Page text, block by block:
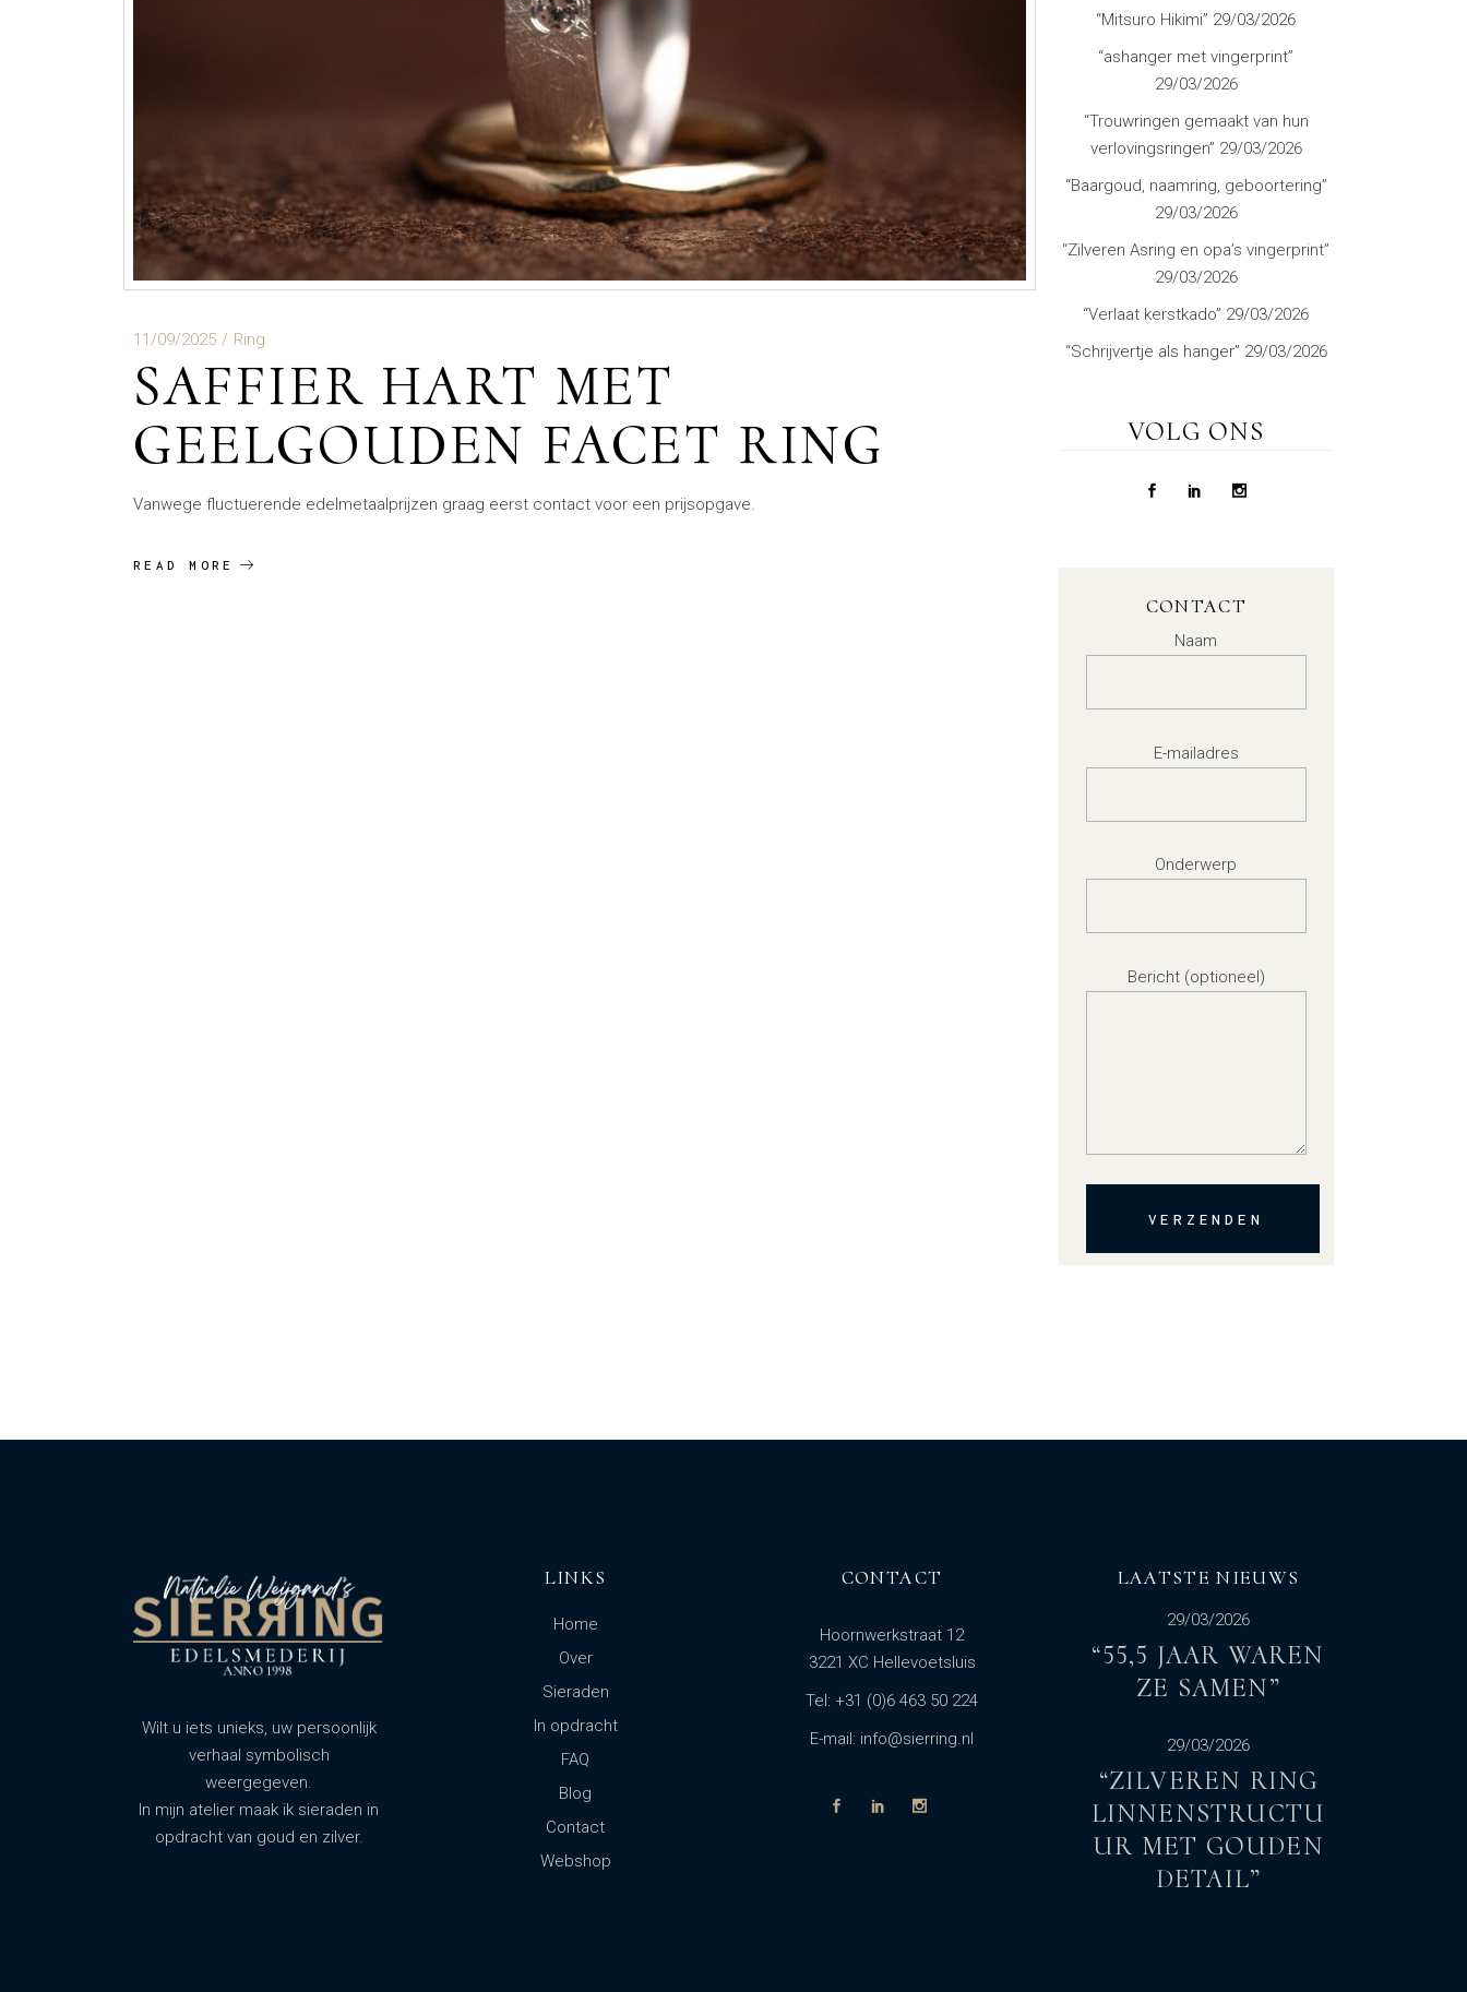
11/09/2025 Ring
SAFFIER HART MET
GEELGOUDEN FACET RING
Vanwege fluctuerende edelmetaalprijzen graag eerst contact voor een prijsopgave.
READ MORE
“Mitsuro Hikimi” 29/03/2026
“ashanger met vingerprint”
29/03/2026
“Trouwringen gemaakt van hun
verlovingsringen” 29/03/2026
“Baargoud, naamring, geboortering”
29/03/2026
“Zilveren Asring en opa’s vingerprint”
29/03/2026
“Verlaat kerstkado” 29/03/2026
“Schrijvertje als hanger” 29/03/2026
VOLG ONS
CONTACT
Naam
E-mailadres
Onderwerp
Bericht (optioneel)
VERZENDEN
Wilt u iets unieks, uw persoonlijk
verhaal symbolisch
weergegeven.
In mijn atelier maak ik sieraden in
opdracht van goud en zilver.
LINKS
Home
Over
Sieraden
In opdracht
FAQ
Blog
Contact
Webshop
CONTACT
Hoornwerkstraat 12
3221 XC Hellevoetsluis
Tel: +31 (0)6 463 50 224
E-mail: info@sierring.nl
LAATSTE NIEUWS
29/03/2026
“55,5 JAAR WAREN
ZE SAMEN”
29/03/2026
“ZILVEREN RING
LINNENSTRUCTU
UR MET GOUDEN
DETAIL”